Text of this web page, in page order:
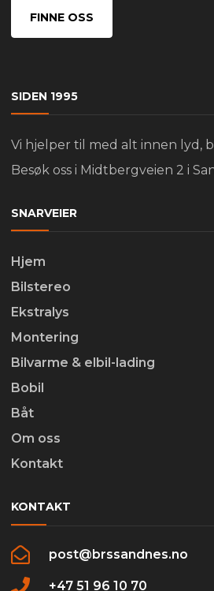
FINNE OSS
SIDEN 1995
Vi hjelper til med alt innen lyd,
Besøk oss i Midtbergveien 2 i
SNARVEIER
Hjem
Bilstereo
Ekstralys
Montering
Bilvarme & elbil-lading
Bobil
Båt
Om oss
Kontakt
KONTAKT
post@brssandnes.no
+47 51 96 10 70